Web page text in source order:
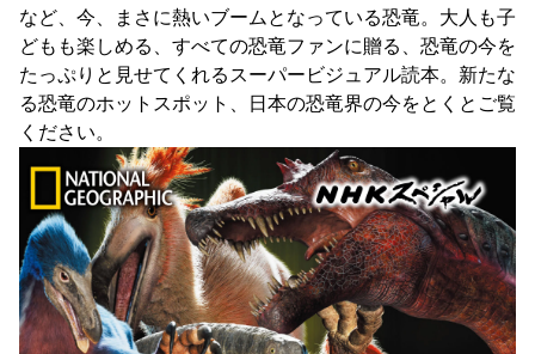
など、今、まさに熱いブームとなっている恐竜。大人も子
どもも楽しめる、すべての恐竜ファンに贈る、恐竜の今を
たっぷりと見せてくれるスーパービジュアル読本。新たな
る恐竜のホットスポット、日本の恐竜界の今をとくとご覧
ください。